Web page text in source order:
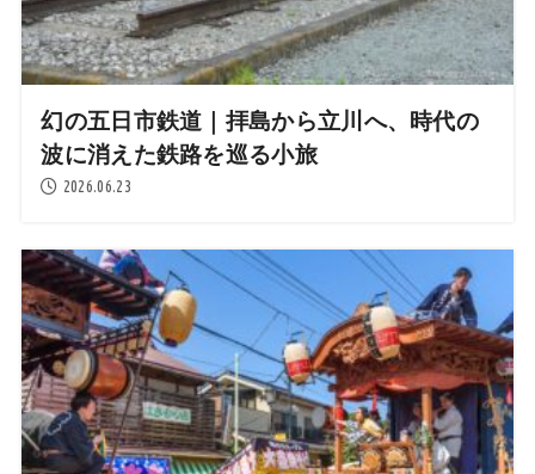
幻の五日市鉄道｜拝島から立川へ、時代の
波に消えた鉄路を巡る小旅
2026.06.23